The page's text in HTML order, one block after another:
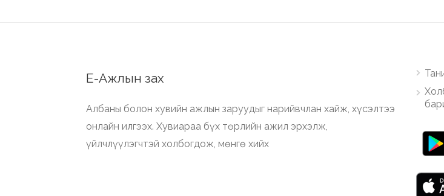
Е-Ажлын зах
Албаны болон хувийн ажлын заруудыг нарийвчлан хайж, хүсэлтээ
онлайн илгээх. Хувиараа бүх төрлийн ажил эрхэлж,
үйлчлүүлэгчтэй холбогдож, мөнгө хийх